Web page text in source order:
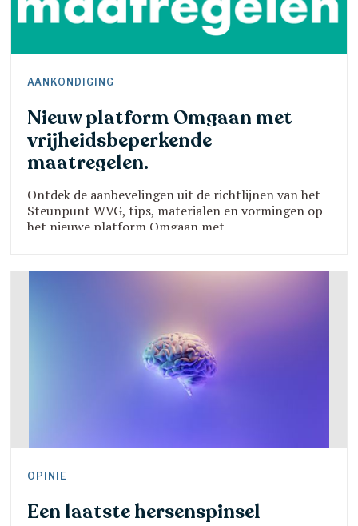
AANKONDIGING
Nieuw platform Omgaan met
vrijheidsbeperkende
maatregelen.
Ontdek de aanbevelingen uit de richtlijnen van het
Steunpunt WVG, tips, materialen en vormingen op
het nieuwe platform Omgaan met
OPINIE
Een laatste hersenspinsel